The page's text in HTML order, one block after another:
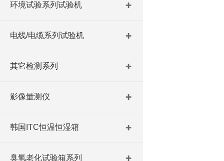
环境试验系列试验机
电线/电缆系列试验机
其它检测系列
影像量测仪
韩国ITC恒温恒湿箱
臭氧老化试验箱系列